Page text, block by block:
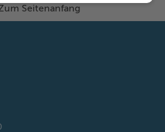
Seitenanfang